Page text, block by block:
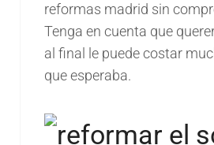
reformas madrid sin
Tenga en cuenta que
al final le puede costar
que esperaba.